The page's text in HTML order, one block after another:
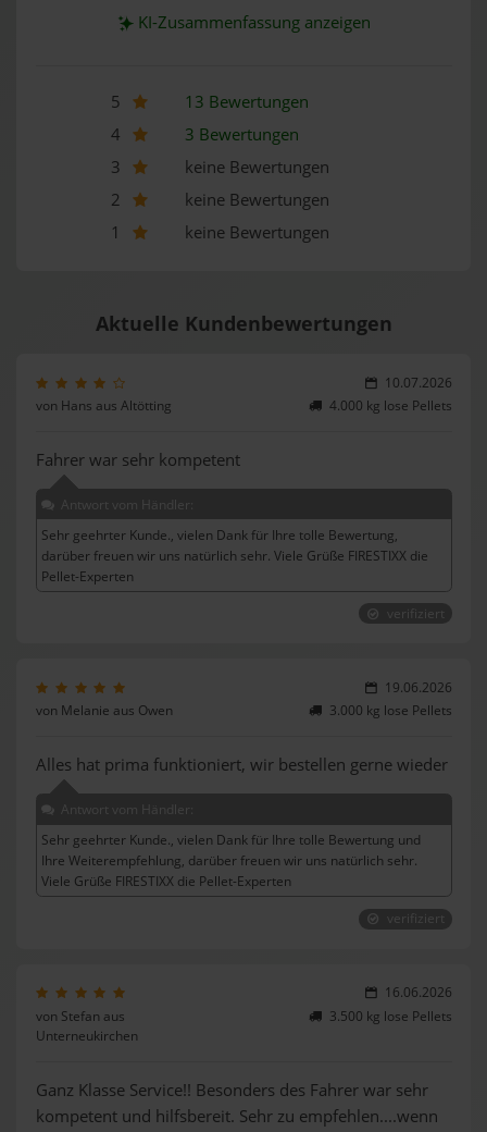
KI-Zusammenfassung anzeigen
5
13 Bewertungen
4
3 Bewertungen
3
keine Bewertungen
2
keine Bewertungen
1
keine Bewertungen
Aktuelle Kundenbewertungen
10.07.2026
von Hans aus Altötting
4.000 kg lose Pellets
Fahrer war sehr kompetent
Antwort vom Händler:
Sehr geehrter Kunde., vielen Dank für Ihre tolle Bewertung,
darüber freuen wir uns natürlich sehr. Viele Grüße FIRESTIXX die
Pellet-Experten
verifiziert
19.06.2026
von Melanie aus Owen
3.000 kg lose Pellets
Alles hat prima funktioniert, wir bestellen gerne wieder
Antwort vom Händler:
Sehr geehrter Kunde., vielen Dank für Ihre tolle Bewertung und
Ihre Weiterempfehlung, darüber freuen wir uns natürlich sehr.
Viele Grüße FIRESTIXX die Pellet-Experten
verifiziert
16.06.2026
von Stefan aus
Unterneukirchen
3.500 kg lose Pellets
Ganz Klasse Service!! Besonders des Fahrer war sehr
kompetent und hilfsbereit. Sehr zu empfehlen....wenn